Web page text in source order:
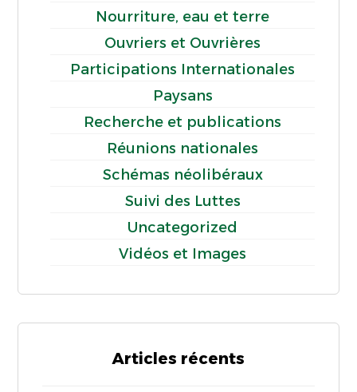
Nourriture, eau et terre
Ouvriers et Ouvrières
Participations Internationales
Paysans
Recherche et publications
Réunions nationales
Schémas néolibéraux
Suivi des Luttes
Uncategorized
Vidéos et Images
Articles récents